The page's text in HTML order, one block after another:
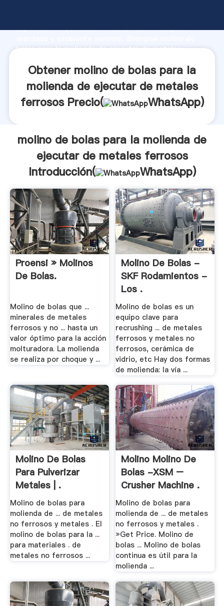
capacidad de producción, fuerza de investigación
bolas para la molienda de ejecutar de metales
todos los clientes.
Obtener molino de bolas para la
molienda de ejecutar de metales
ferrosos Precio(
WhatsApp)
molino de bolas para la molienda de
ejecutar de metales ferrosos
Introducción(
WhatsApp)
Proensi » Molinos
De Bolas.
Molino de bolas que ...
minerales de metales
ferrosos y no ... hasta un
valor óptimo para la acción
molturadora. La molienda
se realiza por choque y ...
Molino De Bolas -
SKF Rodamientos -
Los .
Molino de bolas es un
equipo clave para
recrushing ... de metales
ferrosos y metales no
ferrosos, cerámica de
vidrio, etc Hay dos formas
de molienda: la vía ...
Molino De Bolas
Para Pulverizar
Metales | .
Molino de bolas para
molienda de ... de metales
no ferrosos y metales . El
molino de bolas para la ...
para materiales . de
metales no ferrosos ...
Molino Molino De
Bolas -XSM –
Crusher Machine .
Molino de bolas para
molienda de ... de metales
no ferrosos y metales .
»Get Price. Molino de
bolas ... Molino de bolas
continua es útil para la
molienda ...